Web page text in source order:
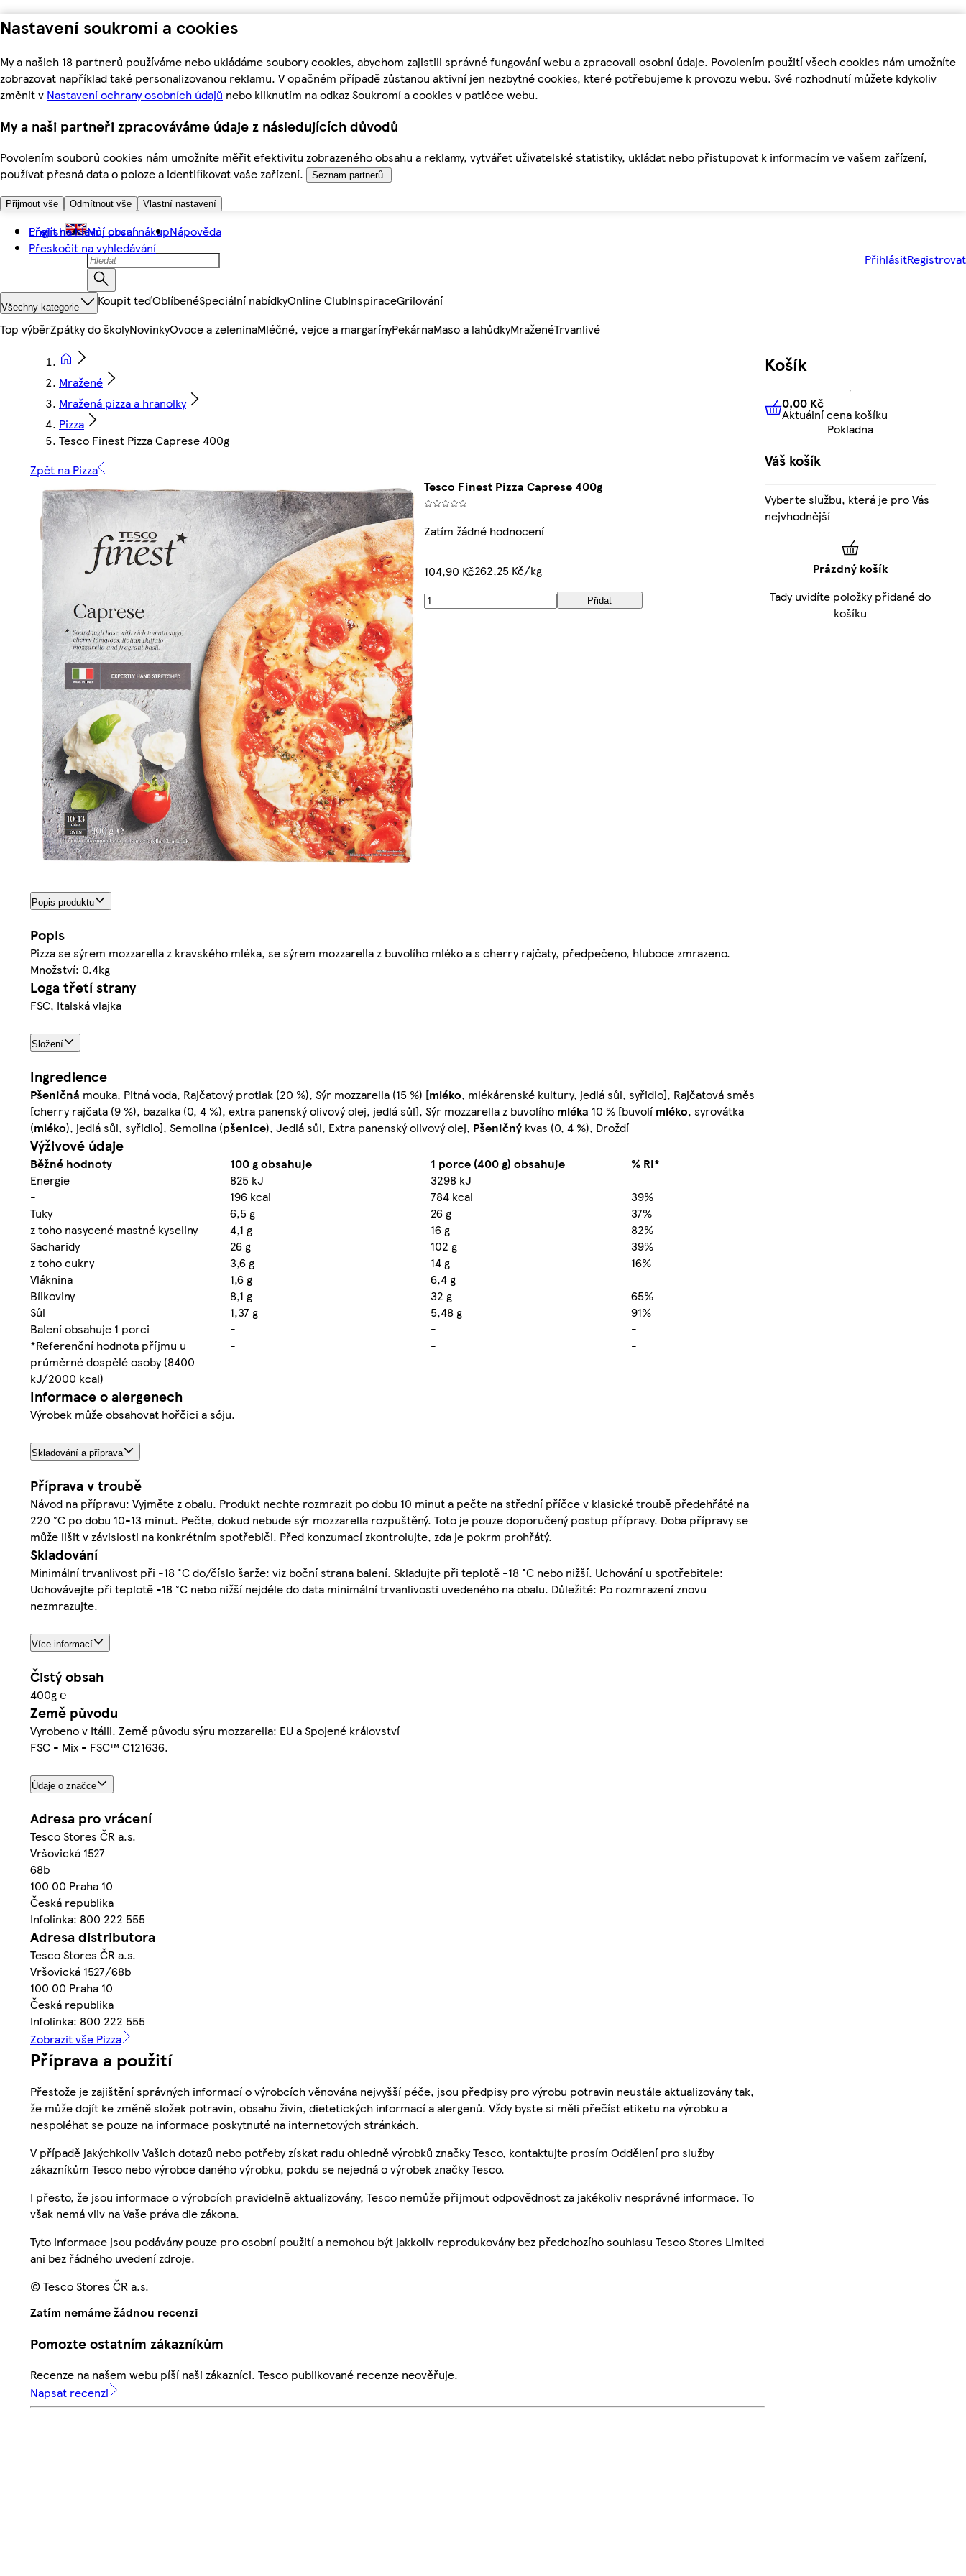
Nastavení soukromí a cookies
My a našich 18 partnerů používáme nebo ukládáme soubory cookies, abychom zajistili správné fungování webu a zpracovali osobní údaje. Povolením použití všech cookies nám umožníte
zobrazovat například také personalizovanou reklamu. V opačném případě zůstanou aktivní jen nezbytné cookies, které potřebujeme k provozu webu. Své rozhodnutí můžete kdykoliv
změnit v Nastavení ochrany osobních údajů nebo kliknutím na odkaz Soukromí a cookies v patičce webu.
My a naši partneři zpracováváme údaje z následujících důvodů
Povolením souborů cookies nám umožníte měřit efektivitu zobrazeného obsahu a reklamy, vytvářet uživatelské statistiky, ukládat nebo přistupovat k informacím ve vašem zařízení,
používat přesná data o poloze a identifikovat vaše zařízení.
Seznam partnerů.
Přijmout vše Odmítnout vše Vlastní nastavení
Přejít na hlavní obsah
Přeskočit na vyhledávání
English Můj první nákupNápověda
PřihlásitRegistrovat
Všechny kategorie Koupit teďOblíbenéSpeciální nabídkyOnline ClubInspiraceGrilování
Top výběrZpátky do školyNovinkyOvoce a zeleninaMléčné, vejce a margarínyPekárnaMaso a lahůdkyMraženéTrvanlivé
Mražené
Mražená pizza a hranolky
Pizza
Tesco Finest Pizza Caprese 400g
Zpět na Pizza
Tesco Finest Pizza Caprese 400g
Zatím žádné hodnocení
104,90 Kč262,25 Kč/kg
Přidat
Popis produktu
Popis
Pizza se sýrem mozzarella z kravského mléka, se sýrem mozzarella z buvolího mléko a s cherry rajčaty, předpečeno, hluboce zmrazeno.
Množství: 0.4kg
Loga třetí strany
FSC, Italská vlajka
Složení
Ingredience
Pšeničná mouka, Pitná voda, Rajčatový protlak (20 %), Sýr mozzarella (15 %) [mléko, mlékárenské kultury, jedlá sůl, syřidlo], Rajčatová směs
[cherry rajčata (9 %), bazalka (0, 4 %), extra panenský olivový olej, jedlá sůl], Sýr mozzarella z buvolího mléka 10 % [buvolí mléko, syrovátka
(mléko), jedlá sůl, syřidlo], Semolina (pšenice), Jedlá sůl, Extra panenský olivový olej, Pšeničný kvas (0, 4 %), Droždí
Výživové údaje
Běžné hodnoty 100 g obsahuje 1 porce (400 g) obsahuje
% RI*
Energie
825 kJ
3298 kJ
-
196 kcal 784 kcal
39%
Tuky
6,5 g 26 g
37%
z toho nasycené mastné kyseliny
4,1 g 16 g
82%
Sacharidy
26 g 102 g
39%
z toho cukry
3,6 g 14 g
16%
Vláknina
1,6 g
6,4 g
Bílkoviny
8,1 g 32 g
65%
Sůl
1,37 g 5,48 g
91%
Balení obsahuje 1 porci
- -
-
*Referenční hodnota příjmu u
průměrné dospělé osoby (8400
kJ/2000 kcal)
- - -
Informace o alergenech
Výrobek může obsahovat hořčici a sóju.
Skladování a příprava
Příprava v troubě
Návod na přípravu: Vyjměte z obalu. Produkt nechte rozmrazit po dobu 10 minut a pečte na střední příčce v klasické troubě předehřáté na
220 °C po dobu 10-13 minut. Pečte, dokud nebude sýr mozzarella rozpuštěný. Toto je pouze doporučený postup přípravy. Doba přípravy se
může lišit v závislosti na konkrétním spotřebiči. Před konzumací zkontrolujte, zda je pokrm prohřátý.
Skladování
Minimální trvanlivost při -18 °C do/číslo šarže: viz boční strana balení. Skladujte při teplotě -18 °C nebo nižší. Uchování u spotřebitele:
Uchovávejte při teplotě -18 °C nebo nižší nejdéle do data minimální trvanlivosti uvedeného na obalu. Důležité: Po rozmrazení znovu
nezmrazujte.
Více informací
Čistý obsah
400g ℮
Země původu
Vyrobeno v Itálii. Země původu sýru mozzarella: EU a Spojené království
FSC - Mix - FSC™ C121636.
Údaje o značce
Adresa pro vrácení
Tesco Stores ČR a.s.
Vršovická 1527
68b
100 00 Praha 10
Česká republika
Infolinka: 800 222 555
Adresa distributora
Tesco Stores ČR a.s.
Vršovická 1527/68b
100 00 Praha 10
Česká republika
Infolinka: 800 222 555
Zobrazit vše Pizza
Příprava a použití
Přestože je zajištění správných informací o výrobcích věnována nejvyšší péče, jsou předpisy pro výrobu potravin neustále aktualizovány tak,
že může dojít ke změně složek potravin, obsahu živin, dietetických informací a alergenů. Vždy byste si měli přečíst etiketu na výrobku a
nespoléhat se pouze na informace poskytnuté na internetových stránkách.
V případě jakýchkoliv Vašich dotazů nebo potřeby získat radu ohledně výrobků značky Tesco, kontaktujte prosím Oddělení pro služby
zákazníkům Tesco nebo výrobce daného výrobku, pokdu se nejedná o výrobek značky Tesco.
I přesto, že jsou informace o výrobcích pravidelně aktualizovány, Tesco nemůže přijmout odpovědnost za jakékoliv nesprávné informace. To
však nemá vliv na Vaše práva dle zákona.
Tyto informace jsou podávány pouze pro osobní použití a nemohou být jakkoliv reprodukovány bez předchozího souhlasu Tesco Stores Limited
ani bez řádného uvedení zdroje.
© Tesco Stores ČR a.s.
Zatím nemáme žádnou recenzi
Pomozte ostatním zákazníkům
Recenze na našem webu píší naši zákazníci. Tesco publikované recenze neověřuje.
Napsat recenzi
Košík
0,00 KčAktuální cena košíku
0,00 Kč
Aktuální cena košíku
Pokladna
Váš košík
Vyberte službu, která je pro Vás
nejvhodnější
Prázdný košík
Tady uvidíte položky přidané do
košíku